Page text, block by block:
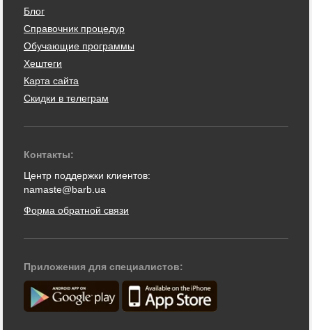
Блог
Справочник процедур
Обучающие программы
Хештеги
Карта сайта
Скидки в телеграм
Контакты:
Центр поддержки клиентов:
namaste@barb.ua
Форма обратной связи
Приложения для специалистов: